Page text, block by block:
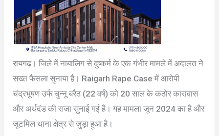
रायगढ़। जिले में नाबालिग से दुष्कर्म के एक गंभीर मामले में अदालत ने
सख्त फैसला सुनाया है। Raigarh Rape Case में आरोपी
चंद्रभूषण उर्फ चुन्नू बरैठ (22 वर्ष) को 20 साल के कठोर कारावास
और अर्थदंड की सजा सुनाई गई है। यह मामला जून 2024 का है और
जूटमिल थाना क्षेत्र से जुड़ा हुआ है।